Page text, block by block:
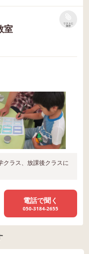
室
リストに
保存
クラス、放課後クラスに
電話で聞く
050-3184-2655